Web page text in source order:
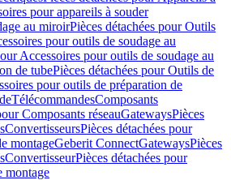
pour appareils à souder
au miroirPièces détachées pour Outils
pour outils de soudage au
Accessoires pour outils de soudage au
de tubePièces détachées pour Outils de
pour outils de préparation de
TélécommandesComposants
Composants réseauGatewaysPièces
ConvertisseursPièces détachées pour
montageGeberit ConnectGatewaysPièces
ConvertisseurPièces détachées pour
montage